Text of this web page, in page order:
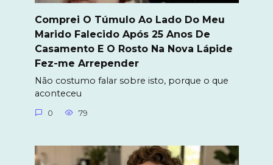
Comprei O Túmulo Ao Lado Do Meu
Marido Falecido Após 25 Anos De
Casamento E O Rosto Na Nova Lápide
Fez-me Arrepender
Não costumo falar sobre isto, porque o que
aconteceu
0 79